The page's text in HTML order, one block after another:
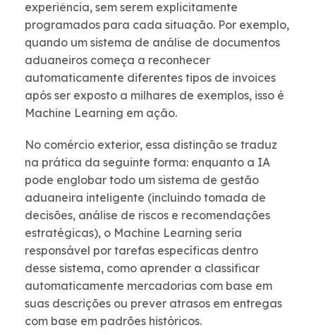
experiência, sem serem explicitamente
programados para cada situação. Por exemplo,
quando um sistema de análise de documentos
aduaneiros começa a reconhecer
automaticamente diferentes tipos de invoices
após ser exposto a milhares de exemplos, isso é
Machine Learning em ação.
No comércio exterior, essa distinção se traduz
na prática da seguinte forma: enquanto a IA
pode englobar todo um sistema de gestão
aduaneira inteligente (incluindo tomada de
decisões, análise de riscos e recomendações
estratégicas), o Machine Learning seria
responsável por tarefas específicas dentro
desse sistema, como aprender a classificar
automaticamente mercadorias com base em
suas descrições ou prever atrasos em entregas
com base em padrões históricos.